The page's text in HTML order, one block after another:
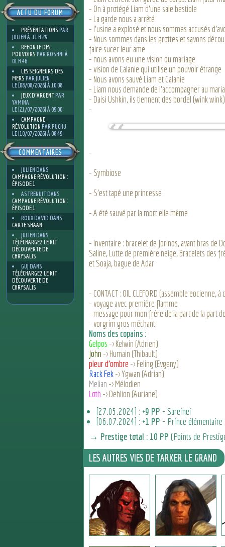
ACTU DU FORUM
PRÉSENTATIONS PAR
JULIEN À 11 H 29
REFONTE DES
POUVOIRS PAR ROSHNI À
01 H 46
LES SEIGNEURS DES
MERS PAR JULIEN
LE [08/08/2026] À 10:08
JEUX D'ARGENT PAR
YAMINA
LE [21/07/2026] À 09:00
CAMPAGNE
RÉVOLUTION PAR PUCHU
LE [10/07/2026] À 08:49
COMMENTAIRES
JULIEN DANS
CAMPAGNE RÉVOLUTION :
ÉPISODE 1
ASTRENUIT DANS
CAMPAGNE RÉVOLUTION :
ÉPISODE 1
ROUX DAVID DANS
CARTE SHAAN
JULIEN DANS
TÉLÉCHARGEZ LE KIT
DÉCOUVERTE DE
CHRYSALIS
GUJ DANS
TÉLÉCHARGEZ LE KIT
DÉCOUVERTE DE
CHRYSALIS
- On à protégé Liam d’une sale bestiole
- La garde nous a arrêté
- l’usine a explosé et nous sommes accusés
- Nous sommes dans les grottes et savons
faire sucer leur ame
- nous avons eu une vision du mariage
- vision de Calanie qui utilise un pouvoir étrange
- Nous avons sauvé Liam et Calanie
- Liam nous demande de l’accompagner au
- Daisi Ushkin, ils tiennent des bordel (wink wink)
-
-
- Symbiose
- S’est tapé une princesse
- A été sauvé par la mort elle même
- Inventaire : bracelet de Jorinos, avant bras de
Saline, Lutte de première neige, Bracelets des
et Soaja, bague de Adar
- CONTACT : OIL CLEFORD (assemble eocienne,
- voyage avec première flamme
- message pour mon frère de la part de la part
- vorgrim gros méchant
Noms des copains :
Gelpos -> Kelwin (Adrien)
John -> Humain (Thibault)
pleur d'ombre -> Feling (Evgeny)
Rack Fek-> Ygwan (Adrian)
Melian -> Mélodien
Loth -> Dehlion (Auriane)
[27.05.2024] : +9 PP - Sareinei
[06.07.2024] : +1 PP - Prince élémentaire
→ Prestige total : 10 PP (Points de
LES AUTRES VIES DE TARKER LE GRAND